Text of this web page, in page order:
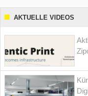
AKTUELLE VIDEOS